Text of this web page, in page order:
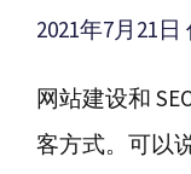
2021年7月21日
网站建设和
客方式。可以